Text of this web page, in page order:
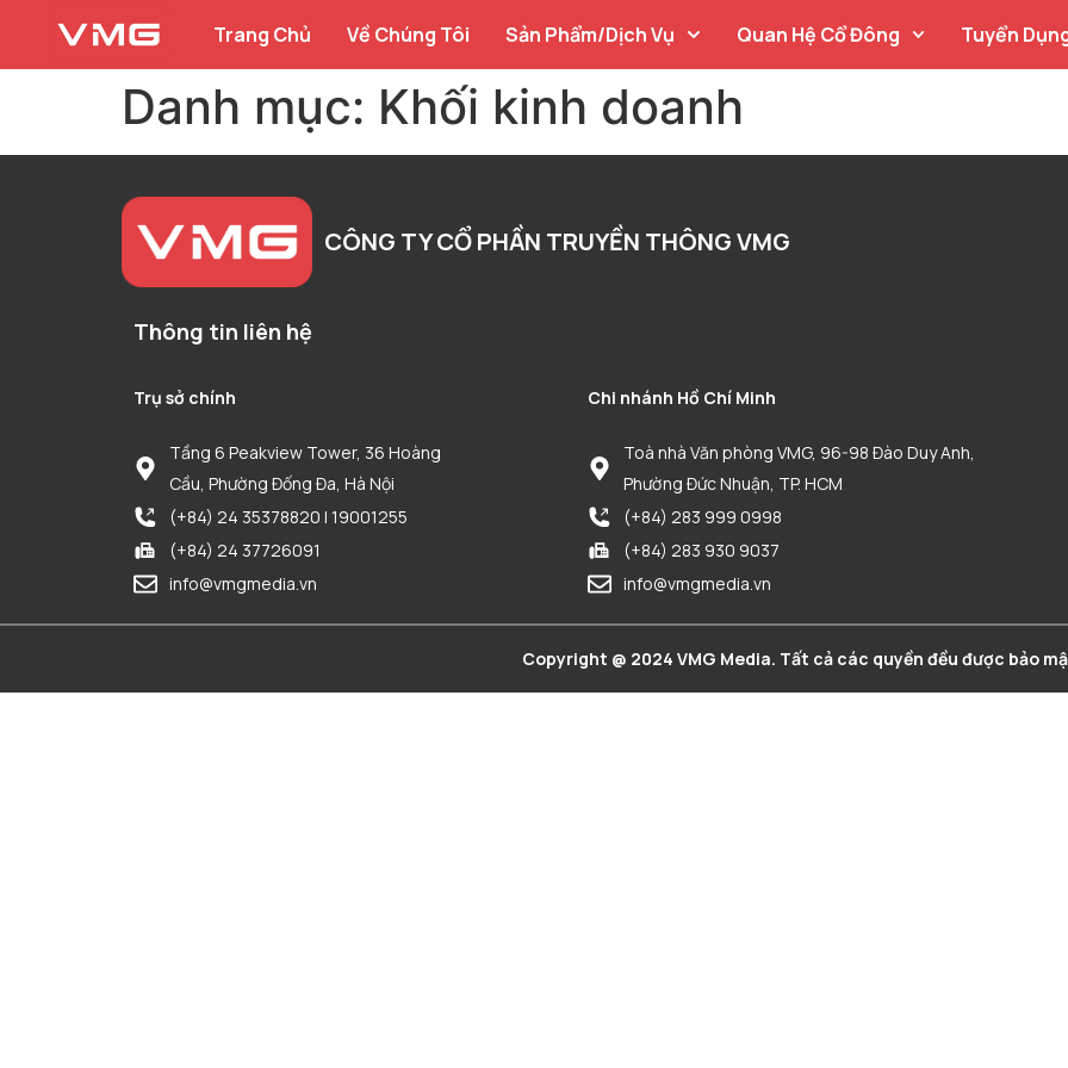
Trang Chủ Về Chúng Tôi Sản Phẩm/Dịch Vụ Quan Hệ Cổ Đông Tuyển
Danh mục: Khối kinh doanh
CÔNG TY CỔ PHẦN TRUYỀN THÔNG VMG
Thông tin liên hệ
Trụ sở chính
Tầng 6 Peakview Tower, 36 Hoàng
Cầu, Phường Đống Đa, Hà Nội
(+84) 24 35378820 | 19001255
(+84) 24 37726091
info@vmgmedia.vn
Chi nhánh Hồ Chí Minh
Toà nhà Văn phòng VMG, 96-98 Đào Duy Anh,
Phường Đức Nhuận, TP. HCM
(+84) 283 999 0998
(+84) 283 930 9037
info@vmgmedia.vn
Copyright @ 2024 VMG Media. Tất cả các quyền đều được bảo